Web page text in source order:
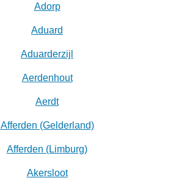
Adorp
Aduard
Aduarderzijl
Aerdenhout
Aerdt
Afferden (Gelderland)
Afferden (Limburg)
Akersloot